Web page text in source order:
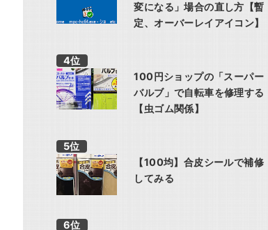
変になる」場合の直し方【暫
定、オーバーレイアイコン】
100円ショップの「スーパー
バルブ」で自転車を修理する
【虫ゴム関係】
【100均】合皮シールで補修
してみる